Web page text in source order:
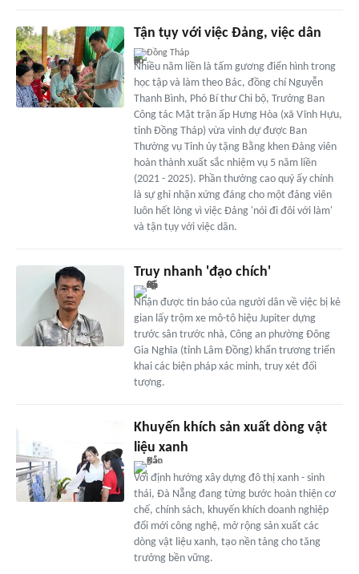
Tận tụy với việc Đảng, việc dân
Đồng Tháp
Nhiều năm liền là tấm gương điển hình trong
học tập và làm theo Bác, đồng chí Nguyễn
Thanh Bình, Phó Bí thư Chi bộ, Trưởng Ban
Công tác Mặt trận ấp Hưng Hòa (xã Vĩnh Hựu,
tỉnh Đồng Tháp) vừa vinh dự được Ban
Thường vụ Tỉnh ủy tặng Bằng khen Đảng viên
hoàn thành xuất sắc nhiệm vụ 5 năm liền
(2021 - 2025). Phần thưởng cao quý ấy chính
là sự ghi nhận xứng đáng cho một đảng viên
luôn hết lòng vì việc Đảng 'nói đi đôi với làm'
và tận tụy với việc dân.
Truy nhanh 'đạo chích'
Nhận được tin báo của người dân về việc bị kẻ
gian lấy trộm xe mô-tô hiệu Jupiter dựng
trước sân trước nhà, Công an phường Đông
Gia Nghĩa (tỉnh Lâm Đồng) khẩn trương triển
khai các biện pháp xác minh, truy xét đối
tượng.
Khuyến khích sản xuất dòng vật
liệu xanh
Với định hướng xây dựng đô thị xanh - sinh
thái, Đà Nẵng đang từng bước hoàn thiện cơ
chế, chính sách, khuyến khích doanh nghiệp
đổi mới công nghệ, mở rộng sản xuất các
dòng vật liệu xanh, tạo nền tảng cho tăng
trưởng bền vững.